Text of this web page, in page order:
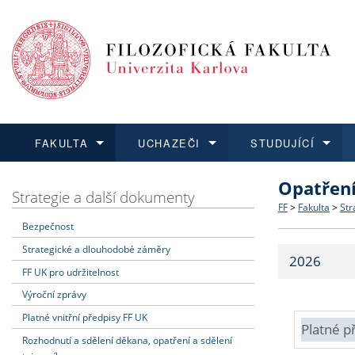
FAKULTA
Dozvědět se více
Struktura
Strategie
Fakultní
UCHAZEČI
Podat přihlášku
Co
Učitelské
STUDUJÍCÍ
Dozvědět se více
Dozvědět se více
O vědě a
Dozvědět se více
Aktuální
Strategie a další dokumenty
Bezpečnost
Strategické a dlouhodobé záměry
FF UK pro udržitelnost
Výroční zprávy
Platné vnitřní předpisy FF UK
Rozhodnutí a sdělení děkana, opatření a sdělení
FF > Fakulta >
2026
Platné